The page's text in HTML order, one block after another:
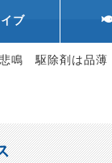
ブ
鳴 駆除剤は品薄